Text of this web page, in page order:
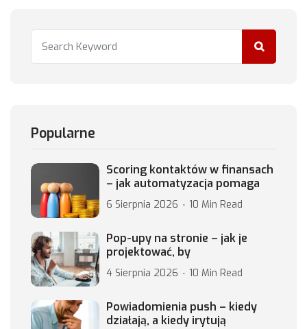
Popularne
Scoring kontaktów w finansach
– jak automatyzacja pomaga
6 Sierpnia 2026 10 Min Read
Pop-upy na stronie – jak je
projektować, by
4 Sierpnia 2026 10 Min Read
Powiadomienia push – kiedy
działają, a kiedy irytują